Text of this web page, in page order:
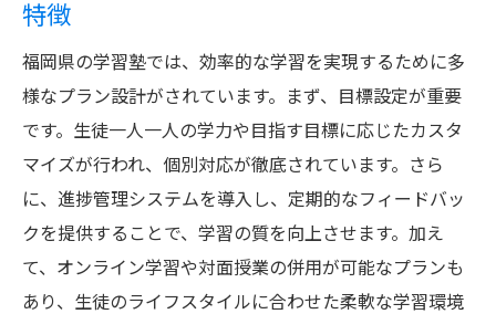
特徴
福岡県の学習塾では、効率的な学習を実現するために多
様なプラン設計がされています。まず、目標設定が重要
です。生徒一人一人の学力や目指す目標に応じたカスタ
マイズが行われ、個別対応が徹底されています。さら
に、進捗管理システムを導入し、定期的なフィードバッ
クを提供することで、学習の質を向上させます。加え
て、オンライン学習や対面授業の併用が可能なプランも
あり、生徒のライフスタイルに合わせた柔軟な学習環境